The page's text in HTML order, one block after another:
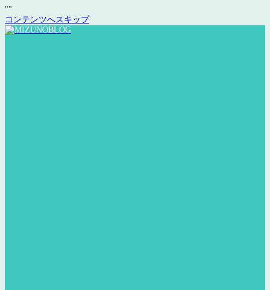
""
コンテンツへスキップ